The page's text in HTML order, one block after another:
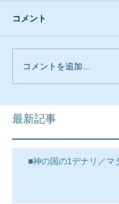
コメント
コメントを追加…
最新記事
■神の国の1デナリ／マ